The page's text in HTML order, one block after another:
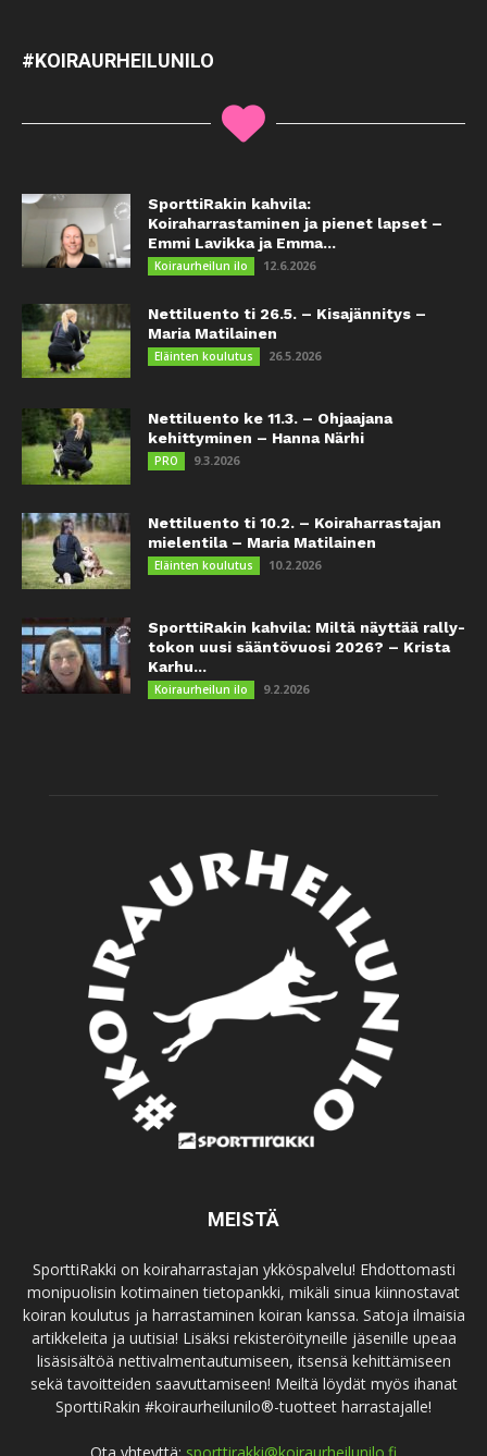
#KOIRAURHEILUNILO
SporttiRakin kahvila:
Koiraharrastaminen ja pienet lapset –
Emmi Lavikka ja Emma...
Koiraurheilun ilo 12.6.2026
Nettiluento ti 26.5. – Kisajännitys –
Maria Matilainen
Eläinten koulutus 26.5.2026
Nettiluento ke 11.3. – Ohjaajana
kehittyminen – Hanna Närhi
PRO 9.3.2026
Nettiluento ti 10.2. – Koiraharrastajan
mielentila – Maria Matilainen
Eläinten koulutus 10.2.2026
SporttiRakin kahvila: Miltä näyttää rally-
tokon uusi sääntövuosi 2026? – Krista
Karhu...
Koiraurheilun ilo 9.2.2026
MEISTÄ
SporttiRakki on koiraharrastajan ykköspalvelu! Ehdottomasti
monipuolisin kotimainen tietopankki, mikäli sinua kiinnostavat
koiran koulutus ja harrastaminen koiran kanssa. Satoja ilmaisia
artikkeleita ja uutisia! Lisäksi rekisteröityneille jäsenille upeaa
lisäsisältöä nettivalmentautumiseen, itsensä kehittämiseen
sekä tavoitteiden saavuttamiseen! Meiltä löydät myös ihanat
SporttiRakin #koiraurheilunilo®-tuotteet harrastajalle!
Ota yhteyttä: sporttirakki@koiraurheilunilo.fi